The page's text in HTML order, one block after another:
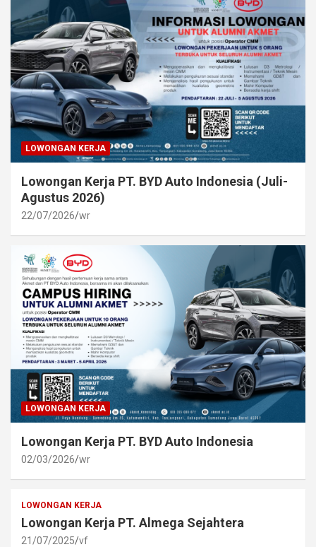
LOWONGAN KERJA
Lowongan Kerja PT. BYD Auto Indonesia (Juli-
Agustus 2026)
22/07/2026 wr
LOWONGAN KERJA
Lowongan Kerja PT. BYD Auto Indonesia
02/03/2026 wr
LOWONGAN KERJA
Lowongan Kerja PT. Almega Sejahtera
21/07/2025 vf